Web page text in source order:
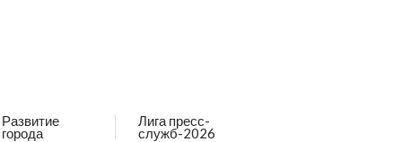
Развитие
города
Лига пресс-
служб-2026